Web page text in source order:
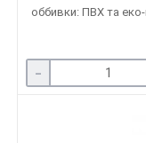
оббивки: ПВХ та
-